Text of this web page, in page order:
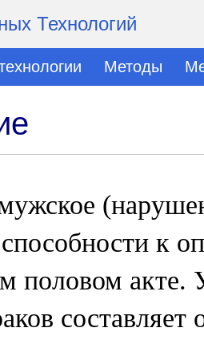
Технологий
Методы
способности к
половом акте.